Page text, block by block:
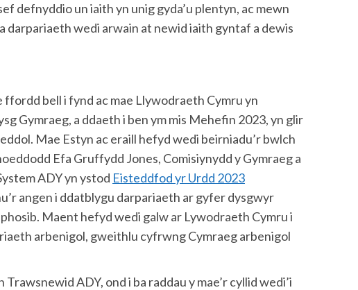
defnyddio un iaith yn unig gyda’u plentyn, ac mewn
darpariaeth wedi arwain at newid iaith gyntaf a dewis
bell i fynd ac mae Llywodraeth Cymru yn
Gymraeg, a ddaeth i ben ym mis Mehefin 2023, yn glir
Mae Estyn ac eraill hefyd wedi beirniadu’r bwlch
Efa Gruffydd Jones, Comisiynydd y Gymraeg a
ADY yn ystod Eisteddfod yr Urdd 2023
angen i ddatblygu darpariaeth ar gyfer dysgwyr
Maent hefyd wedi galw ar Lywodraeth Cymru i
arbenigol, gweithlu cyfrwng Cymraeg arbenigol
ADY, ond i ba raddau y mae’r cyllid wedi’i